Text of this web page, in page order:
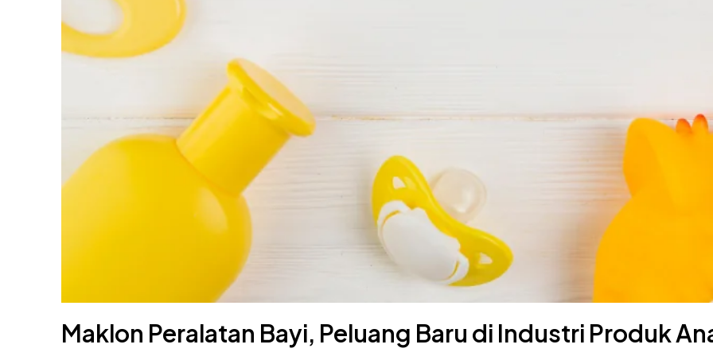
Maklon Peralatan Bayi, Peluang Baru di Industri Produk